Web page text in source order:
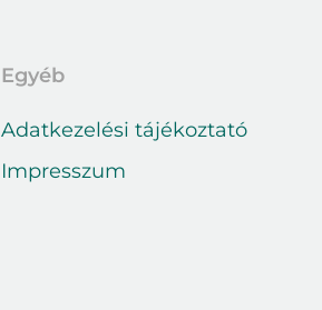
Egyéb
Adatkezelési tájékoztató
Impresszum